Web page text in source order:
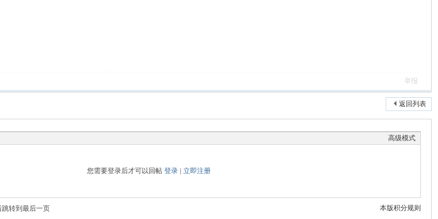
举报
返回列表
高级模式
您需要登录后才可以回帖 登录| 立即注册
本版积分规则
跳转到最后一页